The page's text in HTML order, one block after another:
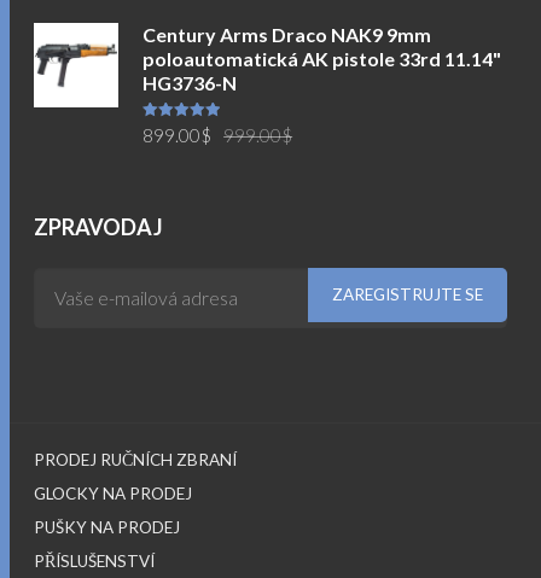
byla:
749.00$.
je:
699.00$.
Century Arms Draco NAK9 9mm
poloautomatická AK pistole 33rd 11.14"
HG3736-N
Hodnocení
5.00z 5 999.00$
899.00$
ZPRAVODAJ
PRODEJ RUČNÍCH ZBRANÍ
GLOCKY NA PRODEJ
PUŠKY NA PRODEJ
PŘÍSLUŠENSTVÍ